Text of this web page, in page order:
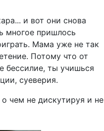
и вот они снова
многое пришлось
Мама уже не так
Потому что от
бессилие, ты учишься
суеверия.
чем не дискутируя и не